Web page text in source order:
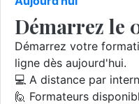
Démarrez le
Démarrez votre
ligne dès aujourd'hui.
💻 A distance par
🙋 Formateurs